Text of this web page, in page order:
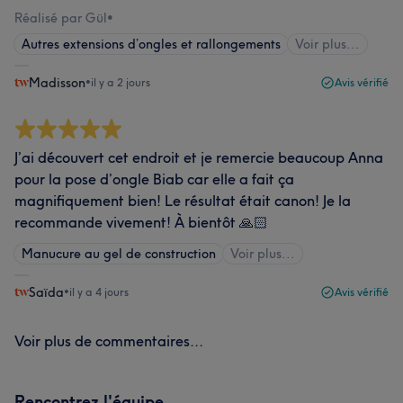
Réalisé par Gül•
Autres extensions d’ongles et rallongements
Voir plus...
Madisson•il y a 2 jours Avis vérifié
J’ai découvert cet endroit et je remercie beaucoup Anna
pour la pose d’ongle Biab car elle a fait ça
magnifiquement bien! Le résultat était canon! Je la
recommande vivement! À bientôt 🙏🏻
Manucure au gel de construction Voir plus...
Saïda•il y a 4 jours Avis vérifié
Voir plus de commentaires...